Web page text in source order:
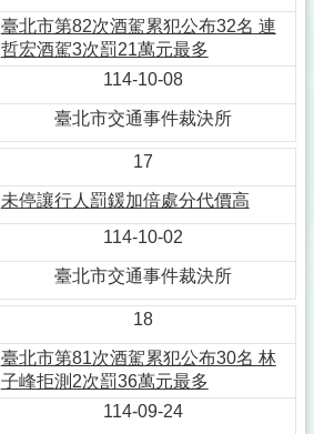
臺北市第82次酒駕累犯公布32名 連
哲宏酒駕3次罰21萬元最多
114-10-08
臺北市交通事件裁決所
17
未停讓行人罰鍰加倍處分代價高
114-10-02
臺北市交通事件裁決所
18
臺北市第81次酒駕累犯公布30名 林
子峰拒測2次罰36萬元最多
114-09-24